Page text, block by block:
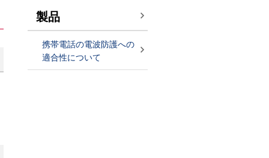
製品
携帯電話の電波防護への
適合性について